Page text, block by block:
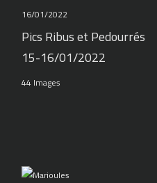
Pics Ribus et Pedourrés
15-16/01/2022
44 Images